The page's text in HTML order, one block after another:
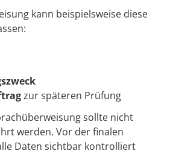
kann beispielsweise diese
zur späteren Prüfung
sollte nicht
werden. Vor der finalen
Daten sichtbar kontrolliert